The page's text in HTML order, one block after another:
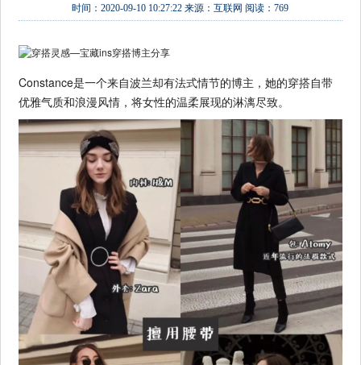
时间：2020-09-10 10:27:22 来源：互联网 阅读：769
Constance是一个来自波兰却有法式情节的博主，她的穿搭自带
优雅气质和浪漫风情，将女性的温柔展现的淋漓尽致。